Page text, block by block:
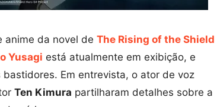
anime da novel de The Rising of the Shield
Yusagi está atualmente em exibição, e
Em entrevista, o ator de voz
Ten Kimura partilharam detalhes sobre a